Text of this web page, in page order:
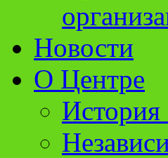
Новости
О Центре
История